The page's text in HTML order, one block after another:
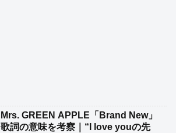
Mrs. GREEN APPLE「Brand New」
歌詞の意味を考察｜“I love youの先